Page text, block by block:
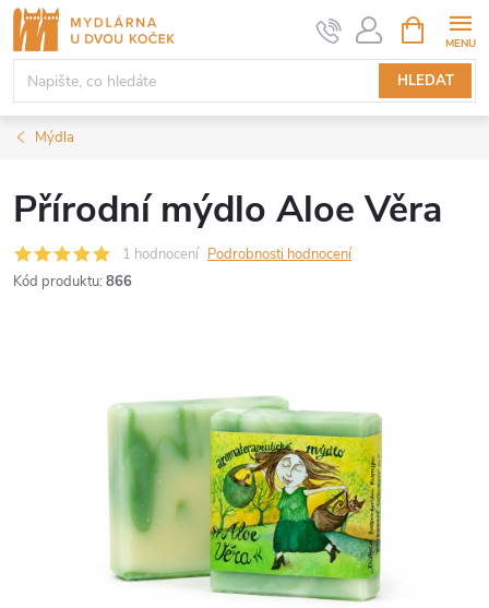
Přejít
obsah
HLEDAT
NÁKUPNÍ
KOŠÍK
Mýdla
Přírodní mýdlo Aloe Věra
1 hodnocení Podrobnosti hodnocení
Kód produktu: 866